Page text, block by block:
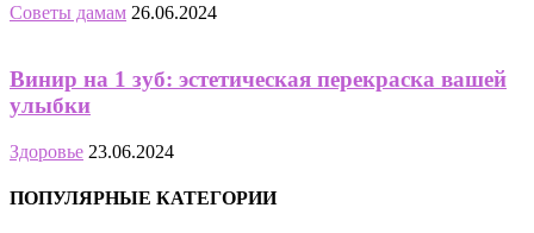
Советы дамам 26.06.2024
Винир на 1 зуб: эстетическая перекраска вашей
улыбки
Здоровье 23.06.2024
ПОПУЛЯРНЫЕ КАТЕГОРИИ